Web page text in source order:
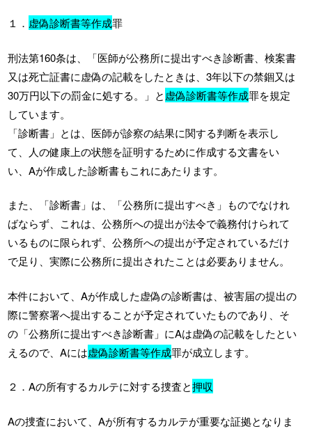
１． 虚偽診断書等作成罪
刑法第160条は、「医師が公務所に提出すべき診断書、検案書
又は死亡証書に虚偽の記載をしたときは、3年以下の禁錮又は
30万円以下の罰金に処する。」と 虚偽診断書等作成罪を規定
しています。
「診断書」とは、医師が診察の結果に関する判断を表示し
て、人の健康上の状態を証明するために作成する文書をい
い、Aが作成した診断書もこれにあたります。
また、「診断書」は、「公務所に提出すべき」ものでなけれ
ばならず、これは、公務所への提出が法令で義務付けられて
いるものに限られず、公務所への提出が予定されているだけ
で足り、実際に公務所に提出されたことは必要ありません。
本件において、Aが作成した虚偽の診断書は、被害届の提出の
際に警察署へ提出することが予定されていたものであり、そ
の「公務所に提出すべき診断書」にAは虚偽の記載をしたとい
えるので、Aには虚偽診断書等作成罪が成立します。
２．Aの所有するカルテに対する捜査と押収
Aの捜査において、Aが所有するカルテが重要な証拠となりま